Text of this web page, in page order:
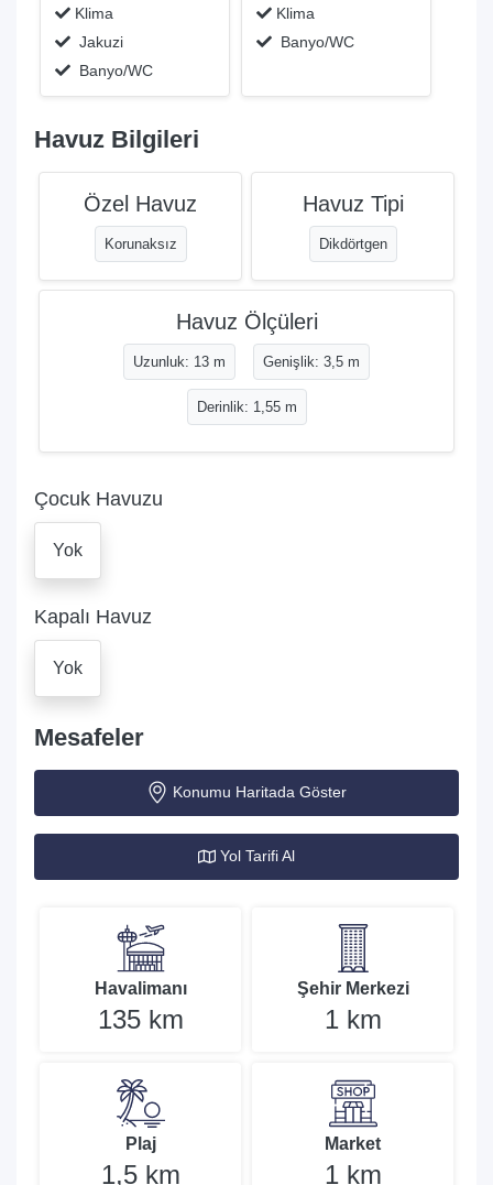
Klima
Jakuzi
Banyo/WC
Klima
Banyo/WC
Havuz Bilgileri
Özel Havuz
Korunaksız
Havuz Tipi
Dikdörtgen
Havuz Ölçüleri
Uzunluk: 13 m Genişlik: 3,5 m
Derinlik: 1,55 m
Çocuk Havuzu
Yok
Kapalı Havuz
Yok
Mesafeler
Konumu Haritada Göster
Yol Tarifi Al
Havalimanı
135 km
Şehir Merkezi
1 km
Plaj
1,5 km
Market
1 km